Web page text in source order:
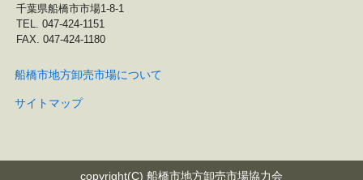
千葉県船橋市市場1-8-1
TEL. 047-424-1151
FAX. 047-424-1180
船橋市地方卸売市場について
サイトマップ
copyright(C) 船橋市地方卸売市場協力会